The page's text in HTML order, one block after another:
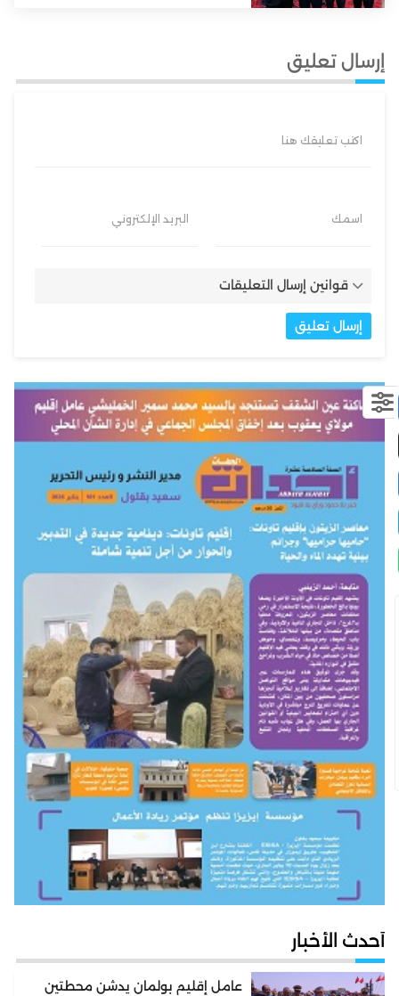
إرسال تعليق
اكتب تعليقك هنا
اسمك البريد الإلكتروني
قوانين إرسال التعليقات
أحدث الأخبار
عامل إقليم بولمان يدشن محطتين